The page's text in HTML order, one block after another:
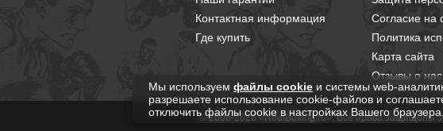
Контактная информация
Где купить
Согласие на
Политика
Карта сайта
Отзывы о нас
© 2008-2026 «RealBoxing.ru». Все права защищены
Мы используем файлы cookie и системы web-
разрешаете использование cookie-файлов и
отключить файлы cookie в настройках Вашего браузера.